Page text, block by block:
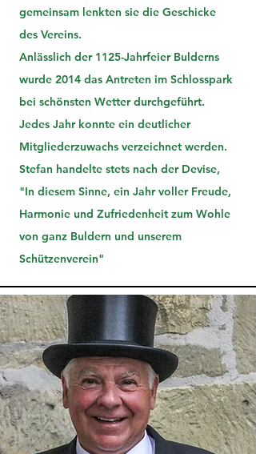
gemeinsam lenkten sie die Geschicke
des Vereins.
Anlässlich der 1125-Jahrfeier Bulderns
wurde 2014 das Antreten im Schlosspark
bei schönsten Wetter durchgeführt.
Jedes Jahr konnte ein deutlicher
Mitgliederzuwachs verzeichnet werden.
Stefan handelte stets nach der Devise,
"In diesem Sinne, ein Jahr voller Freude,
Harmonie und Zufriedenheit zum Wohle
von ganz Buldern und unserem
Schützenverein"